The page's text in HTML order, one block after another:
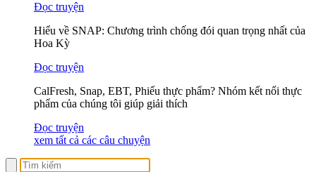
Đọc truyện
Hiểu về SNAP: Chương trình chống đói quan trọng nhất của
Hoa Kỳ
Đọc truyện
CalFresh, Snap, EBT, Phiếu thực phẩm? Nhóm kết nối thực
phẩm của chúng tôi giúp giải thích
Đọc truyện
xem tất cả các câu chuyện